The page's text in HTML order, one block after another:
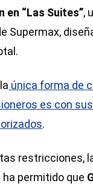
en “Las Suites”,
Supermax,
única forma de
es con
.
restricciones,
permitido que